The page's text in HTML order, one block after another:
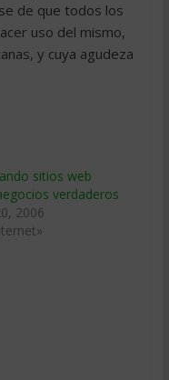
de que todos los
uso del mismo,
y cuya agudeza
sitios web
verdaderos
2006